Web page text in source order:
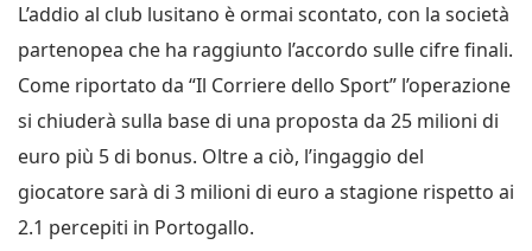
L’addio al club lusitano è ormai scontato, con la società
partenopea che ha raggiunto l’accordo sulle cifre finali.
Come riportato da “Il Corriere dello Sport” l’operazione
si chiuderà sulla base di una proposta da 25 milioni di
euro più 5 di bonus. Oltre a ciò, l’ingaggio del
giocatore sarà di 3 milioni di euro a stagione rispetto ai
2.1 percepiti in Portogallo.